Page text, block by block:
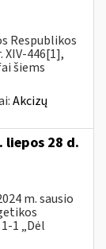
Respublikos
446[1],
šiems
Akcizų
liepos 28 d.
m. sausio
1 „Dėl